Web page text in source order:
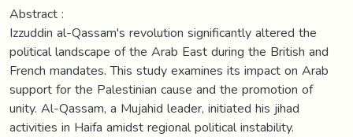
Abstract :
Izzuddin al-Qassam's revolution significantly altered the
political landscape of the Arab East during the British and
French mandates. This study examines its impact on Arab
support for the Palestinian cause and the promotion of
unity. Al-Qassam, a Mujahid leader, initiated his jihad
activities in Haifa amidst regional political instability.